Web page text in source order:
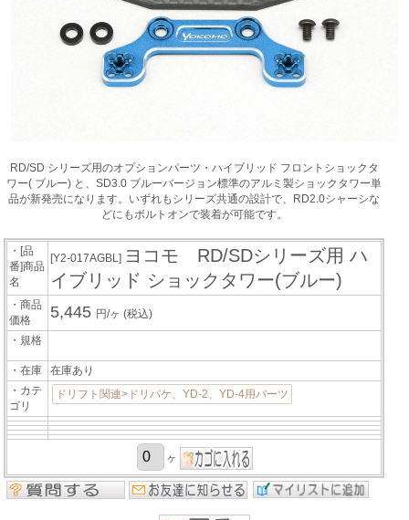
RD/SD シリーズ用のオプションパーツ・ハイブリッド フロントショックタ
ワー( ブルー) と、SD3.0 ブルーバージョン標準のアルミ製ショックタワー単
品が新発売になります。いずれもシリーズ共通の設計で、RD2.0シャーシな
どにもボルトオンで装着が可能です。
・[品
番]商品
名
[Y2-017AGBL] ヨコモ RD/SDシリーズ用 ハ
イブリッド ショックタワー(ブルー)
・商品
価格
5,445 円/ヶ(税込)
・規格
・在庫
在庫あり
・カテ
ゴリ
ドリフト関連>ドリパケ、YD-2、YD-4用パーツ
ヶ